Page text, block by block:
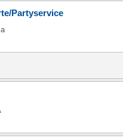
Partyservice